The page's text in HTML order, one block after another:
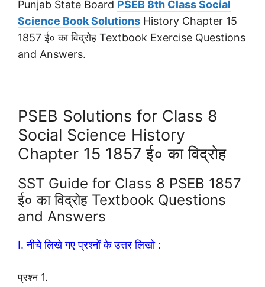
Punjab State Board PSEB 8th Class Social
Science Book Solutions History Chapter 15
1857 ई० का विद्रोह Textbook Exercise Questions
and Answers.
PSEB Solutions for Class 8
Social Science History
Chapter 15 1857 ई० का विद्रोह
SST Guide for Class 8 PSEB 1857
ई० का विद्रोह Textbook Questions
and Answers
I. नीचे लिखे गए प्रश्नों के उत्तर लिखो :
प्रश्न 1.